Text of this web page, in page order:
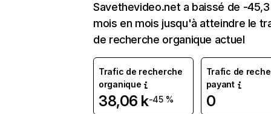
Savethevideo.net a baissé de -
mois en mois jusqu'à atteindre le
de recherche organique actuel
Trafic de recherche
organique
38,06 k-45 %
Trafic de
payant
0